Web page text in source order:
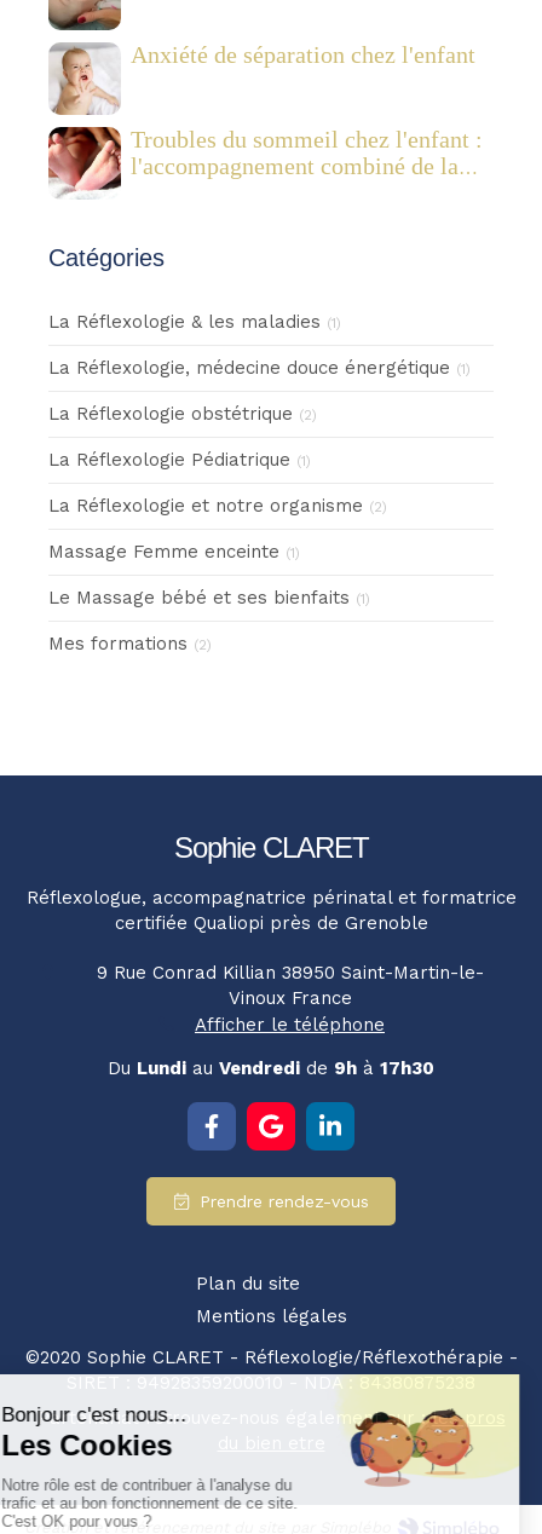
Anxiété de séparation chez l'enfant
Troubles du sommeil chez l'enfant :
l'accompagnement combiné de la
Catégories
La Réflexologie & les maladies (1)
La Réflexologie, médecine douce énergétique (1)
La Réflexologie obstétrique (2)
La Réflexologie Pédiatrique (1)
La Réflexologie et notre organisme (2)
Massage Femme enceinte (1)
Le Massage bébé et ses bienfaits (1)
Mes formations (2)
Sophie CLARET
Réflexologue, accompagnatrice périnatal et formatrice
certifiée Qualiopi près de Grenoble
9 Rue Conrad Killian 38950 Saint-Martin-le-
Vinoux France
Afficher le téléphone
Du Lundi au Vendredi de 9h à 17h30
Prendre rendez-vous
Plan du site
Mentions légales
©2020 Sophie CLARET - Réflexologie/Réflexothérapie -
Partenariat retrouvez-nous également sur :les pros
Création et référencement du site par Simplébo